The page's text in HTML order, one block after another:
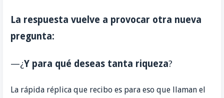
La respuesta vuelve a provocar otra nueva
pregunta:
—¿Y para qué deseas tanta riqueza?
La rápida réplica que recibo es para eso que llaman el